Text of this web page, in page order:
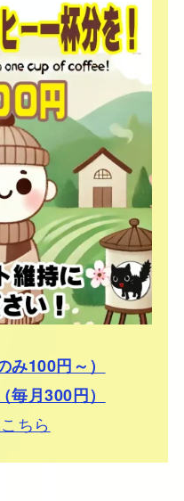
み100円～）
毎月300円）
ちら